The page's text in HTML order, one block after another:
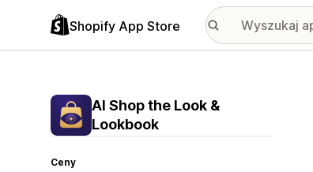
Shopify App Store
AI Shop the Look &
Lookbook
Ceny